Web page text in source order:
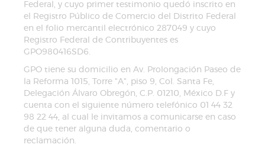
Federal, y cuyo primer testimonio quedó inscrito en
el Registro Público de Comercio del Distrito Federal
en el folio mercantil electrónico 287049 y cuyo
Registro Federal de Contribuyentes es
GPO980416SD6.
GPO tiene su domicilio en Av. Prolongación Paseo de
la Reforma 1015, Torre "A", piso 9, Col. Santa Fe,
Delegación Álvaro Obregón, C.P. 01210, México D.F y
cuenta con el siguiente número telefónico 01 44 32
98 22 44, al cual le invitamos a comunicarse en caso
de que tener alguna duda, comentario o
reclamación.